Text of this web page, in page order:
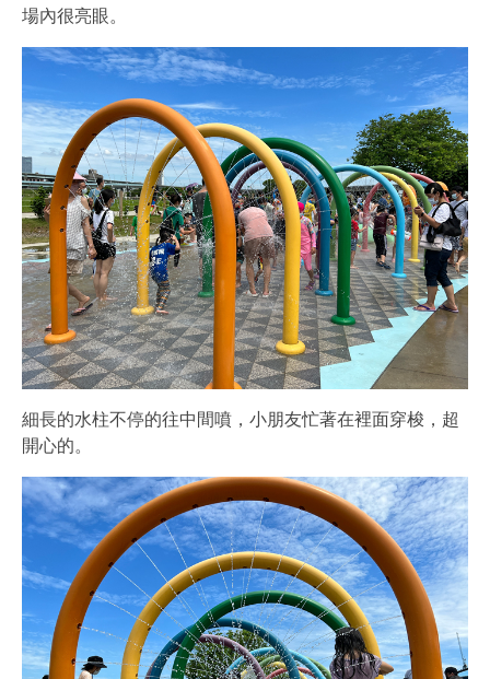
場內很亮眼。
細長的水柱不停的往中間噴，小朋友忙著在裡面穿梭，超
開心的。